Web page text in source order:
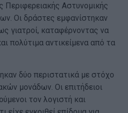
Περιφερειακής Αστυνομικής
Οι δράστες εμφανίστηκαν
γιατροί, καταφέρνοντας να
πολύτιμα αντικείμενα από τα
δύο περιστατικά με στόχο
μονάδων. Οι επιτήδειοι
τον λογιστή και